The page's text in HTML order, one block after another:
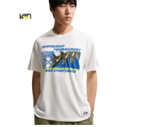
TRẮNG “KR7221”